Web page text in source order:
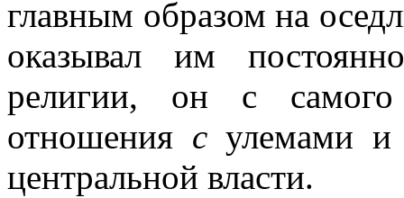
главным образом на
оказывал им
религии, он с самого
отношения сулемами и
центральной власти.